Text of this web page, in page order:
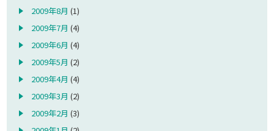
2009年8月 (1)
2009年7月 (4)
2009年6月 (4)
2009年5月 (2)
2009年4月 (4)
2009年3月 (2)
2009年2月 (3)